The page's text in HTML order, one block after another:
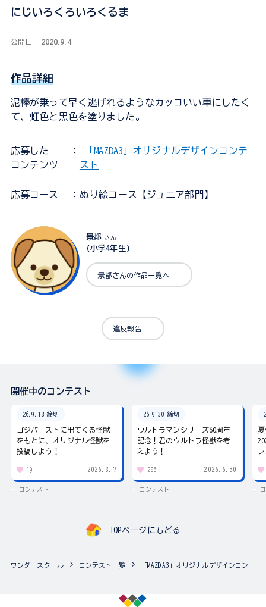
にじいろくろいろくるま
公開日 2020.9.4
作品詳細
泥棒が乗って早く逃げれるようなカッコいい車にしたく
て、虹色と黒色を塗りました。
応募した
コンテンツ
：
「MAZDA3」オリジナルデザインコンテ
スト
応募コース ：ぬり絵コース【ジュニア部門】
景都 さん
(小学4年生)
景都さんの作品一覧へ
違反報告
開催中のコンテスト
26.9.18 締切
ゴジバーストに出てくる怪獣
をもとに、オリジナル怪獣を
投稿しよう！
19 2026.8.7
コンテスト
26.9.30 締切
ウルトラマンシリーズ60周年
記念！君のウルトラ怪獣を考
えよう！
285 2026.6.30
コンテスト
TOPページにもどる
ワンダースクール コンテスト一覧 「MAZDA3」オリジナルデザインコンテスト